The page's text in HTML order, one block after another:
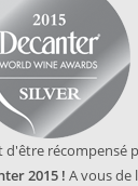
d'être récompensé
2015 ! A vous de